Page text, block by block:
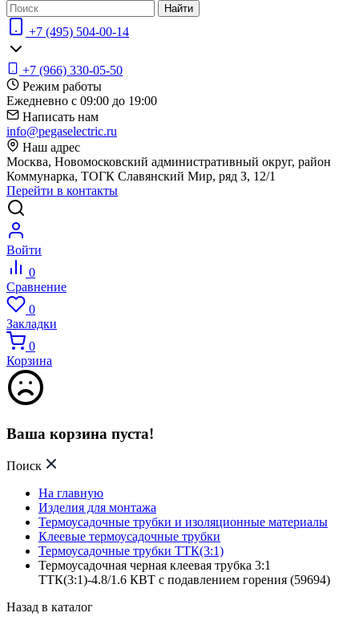
Найти
+7 (495) 504-00-14
+7 (966) 330-05-50
Режим работы
Ежедневно с 09:00 до 19:00
Написать нам
info@pegaselectric.ru
Наш адрес
Москва, Новомосковский административный округ, район
Коммунарка, ТОГК Славянский Мир, ряд З, 12/1
Перейти в контакты
Войти
0
Сравнение
0
Закладки
0
Корзина
Ваша корзина пуста!
Поиск
На главную
Изделия для монтажа
Термоусадочные трубки и изоляционные материалы
Клеевые термоусадочные трубки
Термоусадочные трубки ТТК(3:1)
Термоусадочная черная клеевая трубка 3:1
ТТК(3:1)-4.8/1.6 КВТ с подавлением горения (59694)
Назад в каталог